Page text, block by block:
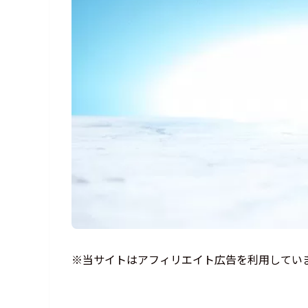
※当サイトはアフィリエイト広告を利用してい